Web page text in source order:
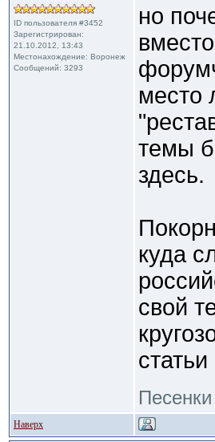
ID пользователя #3452
Зарегистрирован:
21.10.2012, 13:43
Местонахождение: Воронеж
Сообщений: 3293
но
место
темы
здесь.
куда
свой
Песенки
Наверх